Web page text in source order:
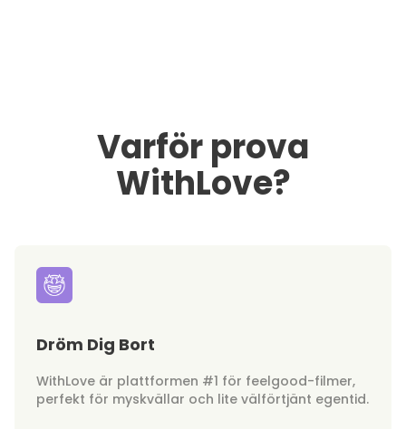
Varför prova
WithLove?
Dröm Dig Bort
WithLove är plattformen #1 för feelgood-filmer,
perfekt för myskvällar och lite välförtjänt egentid.